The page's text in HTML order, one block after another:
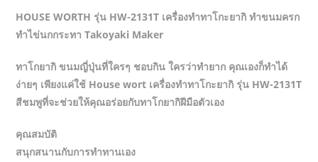
HOUSE WORTH รุ่น HW-2131T เครื่องทำทาโกะยากิ ทำขนมครก
ทำไข่นกกระทา Takoyaki Maker
ทาโกยากิ ขนมญี่ปุ่นที่ใครๆ ชอบกิน ใครว่าทำยาก คุณเองก็ทำได้
ง่ายๆ เพียงแค่ใช้ House wort เครื่องทำทาโกะยากิ รุ่น HW-2131T
สีชมพูที่จะช่วยให้คุณอร่อยกับทาโกยากิฝีมือตัวเอง
คุณสมบัติ
สนุกสนานกับการทำทานเอง